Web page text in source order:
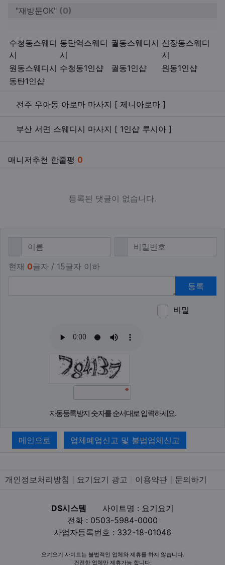
"재방문OK" (0)
수청동스웨디
시
동탄역스웨디
시
궐동스웨디시 신장동스웨디
시
원동스웨디시 수청동1인샵 궐동1인샵
원동1인샵
동탄1인샵
키워드
관련자료
전주 우아동 아로마 마사지 [ 제니아로마 ]
부산 서면 스웨디시 마사지 [ 1인샵 루시아 ]
매니저추천 한줄평 0
등록된 댓글이 없습니다.
댓글쓰기
필수 비밀번호필수
현재 0글자 / 15글자 이하
등록
비밀
자동등록방지 숫자를 순서대로 입력하세요.
메인으로 업체폐업신고 및 불법업체신고
개인정보처리방침 요기요기 광고 이용약관 문의하기
DS시스템
사이트명 : 요기요기
전화 : 0503-5984-0000
사업자등록번호 : 332-18-01046
요기요기 사이트는 불법적인 업체와 제휴를 하지 않습니다.
건전한 업체만 제휴가능 합니다.